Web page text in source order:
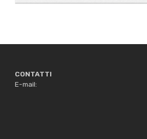
CONTATTI
E-mail: